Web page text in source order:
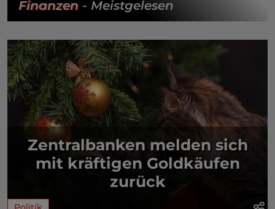
Finanzen- Meistgelesen
Zentralbanken melden sich
mit kräftigen Goldkäufen
zurück